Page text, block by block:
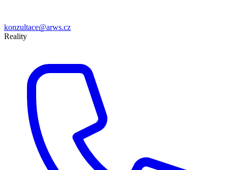
konzultace@arws.cz
Reality